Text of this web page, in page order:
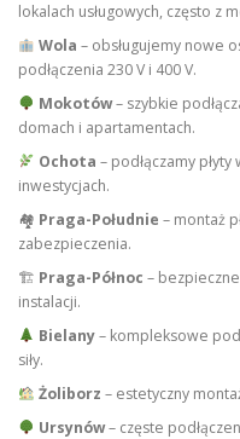
lokalach usługowych, często z
Wola – obsługujemy nowe
podłączenia 230 V i 400 V.
Mokotów– szybkie
domach i apartamentach.
Ochota – podłączamy
inwestycjach.
🏘 Praga-Południe – montaż
zabezpieczenia.
🏗 Praga-Północ –
instalacji.
Bielany– kompleksowe
siły.
Żoliborz – estetyczny
Ursynów– częste